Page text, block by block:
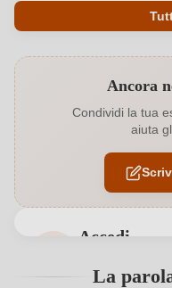
Abbinamenti
Annata
Colore dell'uva
Ancora
Condividi la tua
aiuta
Accedi
ancora
La